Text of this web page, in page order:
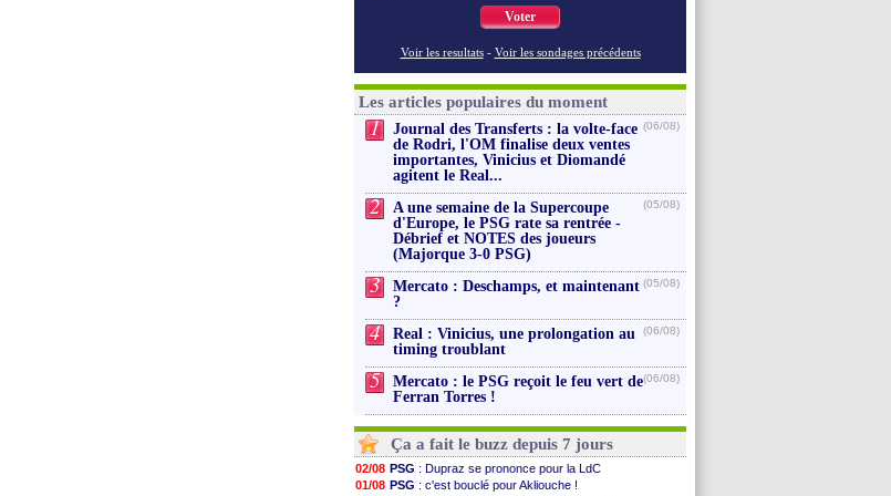
Voter
Voir les resultats - Voir les sondages précédents
Les articles populaires du moment
1
Journal des Transferts : la volte-face
de Rodri, l'OM finalise deux ventes
importantes, Vinicius et Diomandé
agitent le Real...
(06/08)
2
A une semaine de la Supercoupe
d'Europe, le PSG rate sa rentrée -
Débrief et NOTES des joueurs
(Majorque 3-0 PSG)
(05/08)
3
Mercato : Deschamps, et maintenant
?
(05/08)
4
Real : Vinicius, une prolongation au
timing troublant
(06/08)
5
Mercato : le PSG reçoit le feu vert de
Ferran Torres !
(06/08)
Ça a fait le buzz depuis 7 jours
02/08 PSG : Dupraz se prononce pour la LdC
01/08 PSG : c'est bouclé pour Akliouche !